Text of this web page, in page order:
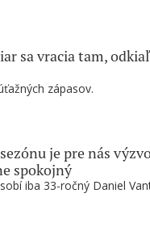
zápasov.
sa vracia tam,
iba 33-ročný Daniel
je pre nás
spokojný